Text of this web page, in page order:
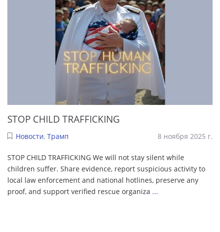
STOP CHILD TRAFFICKING
Новости, Трамп 8 ноября 2025 г.
STOP CHILD TRAFFICKING We will not stay silent while
children suffer. Share evidence, report suspicious activity to
local law enforcement and national hotlines, preserve any
proof, and support verified rescue organiza ...